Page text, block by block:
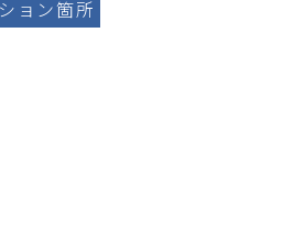
ョン箇所